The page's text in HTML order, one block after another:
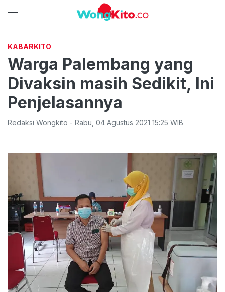
KABARKITO
Warga Palembang yang
Divaksin masih Sedikit, Ini
Penjelasannya
Redaksi Wongkito - Rabu 04 Agustus 2021 15:25 WIB